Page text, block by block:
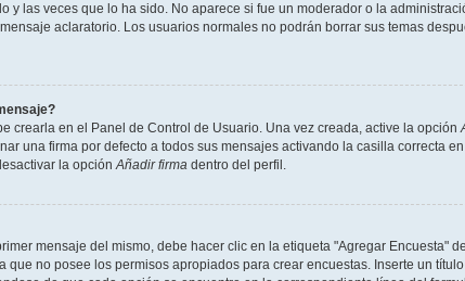
y las veces que lo ha sido. No aparece si fue un moderador o la
aclaratorio. Los usuarios normales no podrán borrar sus temas
crearla en el Panel de Control de Usuario. Una vez creada, active la opción
una firma por defecto a todos sus mensajes activando la casilla correcta
la opción Añadir firma dentro del perfil.
mensaje del mismo, debe hacer clic en la etiqueta "Agregar Encuesta"
que no posee los permisos apropiados para crear encuestas. Inserte un